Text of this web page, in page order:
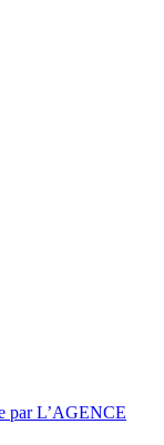
par L’AGENCE